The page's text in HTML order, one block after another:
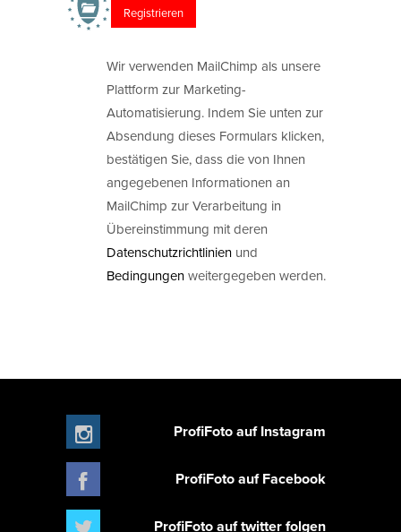
Wir verwenden MailChimp als unsere
Plattform zur Marketing-
Automatisierung. Indem Sie unten zur
Absendung dieses Formulars klicken,
bestätigen Sie, dass die von Ihnen
angegebenen Informationen an
MailChimp zur Verarbeitung in
Übereinstimmung mit deren
Datenschutzrichtlinien und
Bedingungenweitergegeben werden.
ProfiFoto auf Instagram
ProfiFoto auf Facebook
ProfiFoto auf twitter folgen